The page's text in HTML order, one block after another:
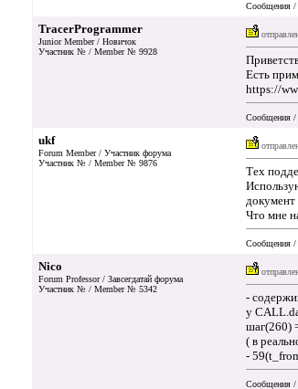
Сообщения /
TracerProgrammer
Junior Member / Новичок
Участник № / Member № 9928
Есть
https://
Сообщения /
ukf
Forum Member / Участник форума
Участник № / Member № 9876
Тех
документ
Что мне
Сообщения /
Nico
Forum Professor / Завсегдатай форума
Участник № / Member № 5342
-
у
шаг(260)
( в
-
Сообщения /